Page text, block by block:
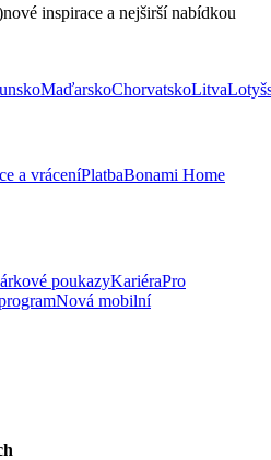
inspirace a nejširší nabídkou
MaďarskoChorvatskoLitva
a vráceníPlatbaBonami Home
poukazyKariéraPro
Nová mobilní